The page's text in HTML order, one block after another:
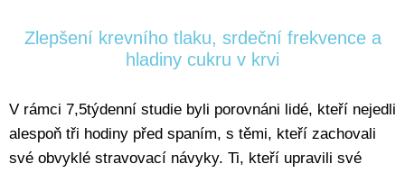
Zlepšení krevního tlaku, srdeční frekvence a
hladiny cukru v krvi
V rámci 7,5týdenní studie byli porovnáni lidé, kteří nejedli
alespoň tři hodiny před spaním, s těmi, kteří zachovali
své obvyklé stravovací návyky. Ti, kteří upravili své